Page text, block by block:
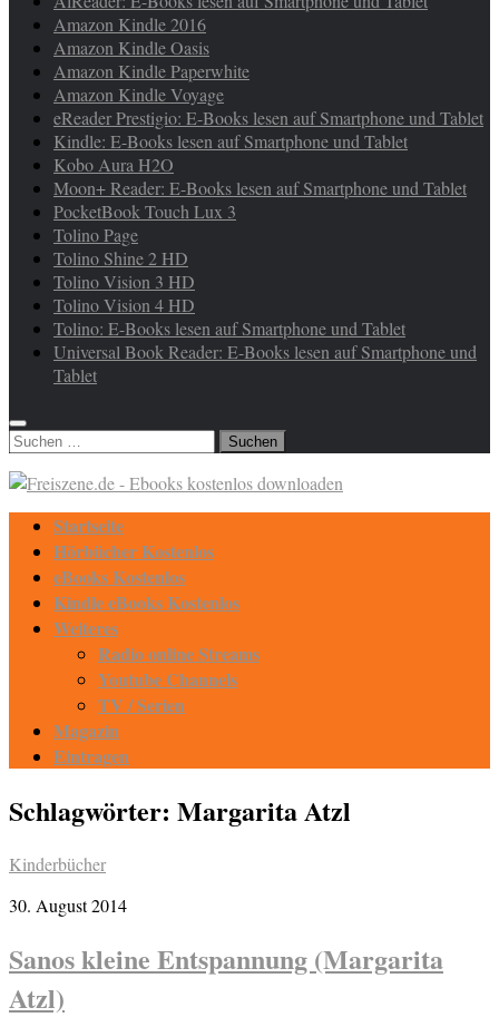
Amazon Kindle 2016
Amazon Kindle Oasis
Amazon Kindle Paperwhite
Amazon Kindle Voyage
eReader Prestigio: E-Books lesen auf Smartphone und Tablet
Kindle: E-Books lesen auf Smartphone und Tablet
Kobo Aura H2O
Moon+ Reader: E-Books lesen auf Smartphone und Tablet
PocketBook Touch Lux 3
Tolino Page
Tolino Shine 2 HD
Tolino Vision 3 HD
Tolino Vision 4 HD
Tolino: E-Books lesen auf Smartphone und Tablet
Universal Book Reader: E-Books lesen auf Smartphone und
Tablet
Suchen
Startseite
Hörbücher Kostenlos
eBooks Kostenlos
Kindle eBooks Kostenlos
Weiteres
Radio online Streams
Youtube Channels
TV / Serien
Magazin
Eintragen
Schlagwörter: Margarita Atzl
Kinderbücher
30. August 2014
Sanos kleine Entspannung (Margarita
Atzl)